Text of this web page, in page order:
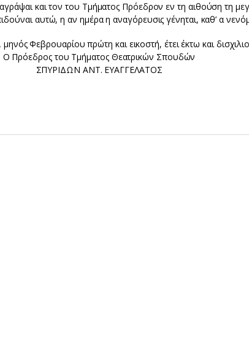
και τον του Τμήματος Πρόεδρον εν τη αιθούση τη
αυτώ, η αν ημέρα η αναγόρευσις γένηται, καθ’ α
Φεβρουαρίου πρώτη και εικοστή, έτει έκτω και
Ο Πρόεδρος του Τμήματος Θεατρικών Σπουδών
ΣΠΥΡΙΔΩΝ ΑΝΤ. ΕΥΑΓΓΕΛΑΤΟΣ